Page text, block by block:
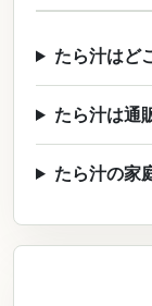
たら汁はど
たら汁は通
たら汁の家